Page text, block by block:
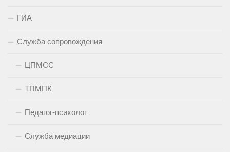
ГИА
Служба сопровождения
ЦПМСС
ТПМПК
Педагог-психолог
Служба медиации